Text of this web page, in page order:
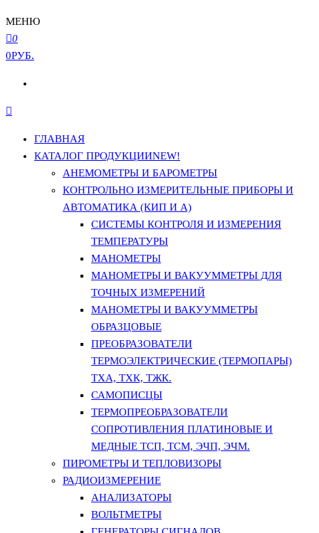
МЕНЮ
0
0РУБ.
ГЛАВНАЯ
КАТАЛОГ ПРОДУКЦИИNEW!
АНЕМОМЕТРЫ И БАРОМЕТРЫ
КОНТРОЛЬНО ИЗМЕРИТЕЛЬНЫЕ ПРИБОРЫ И
АВТОМАТИКА (КИП И А)
СИСТЕМЫ КОНТРОЛЯ И ИЗМЕРЕНИЯ
ТЕМПЕРАТУРЫ
МАНОМЕТРЫ
МАНОМЕТРЫ И ВАКУУММЕТРЫ ДЛЯ
ТОЧНЫХ ИЗМЕРЕНИЙ
МАНОМЕТРЫ И ВАКУУММЕТРЫ
ОБРАЗЦОВЫЕ
ПРЕОБРАЗОВАТЕЛИ
ТЕРМОЭЛЕКТРИЧЕСКИЕ (ТЕРМОПАРЫ)
ТХА, ТХК, ТЖК.
САМОПИСЦЫ
ТЕРМОПРЕОБРАЗОВАТЕЛИ
СОПРОТИВЛЕНИЯ ПЛАТИНОВЫЕ И
МЕДНЫЕ ТСП, ТСМ, ЭЧП, ЭЧМ.
ПИРОМЕТРЫ И ТЕПЛОВИЗОРЫ
РАДИОИЗМЕРЕНИЕ
АНАЛИЗАТОРЫ
ВОЛЬТМЕТРЫ